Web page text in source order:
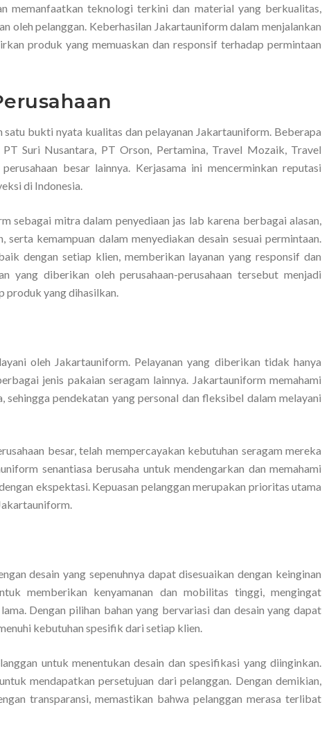
memanfaatkan teknologi terkini dan material yang berkualitas,
oleh pelanggan. Keberhasilan Jakartauniform dalam menjalankan
produk yang memuaskan dan responsif terhadap permintaan
bukti nyata kualitas dan pelayanan Jakartauniform. Beberapa
Suri Nusantara, PT Orson, Pertamina, Travel Mozaik, Travel
besar lainnya. Kerjasama ini mencerminkan reputasi
di Indonesia.
sebagai mitra dalam penyediaan jas lab karena berbagai alasan,
kemampuan dalam menyediakan desain sesuai permintaan.
dengan setiap klien, memberikan layanan yang responsif dan
yang diberikan oleh perusahaan-perusahaan tersebut menjadi
produk yang dihasilkan.
oleh Jakartauniform. Pelayanan yang diberikan tidak hanya
jenis pakaian seragam lainnya. Jakartauniform memahami
pendekatan yang personal dan fleksibel dalam melayani
besar, telah mempercayakan kebutuhan seragam mereka
senantiasa berusaha untuk mendengarkan dan memahami
ekspektasi. Kepuasan pelanggan merupakan prioritas utama
desain yang sepenuhnya dapat disesuaikan dengan keinginan
memberikan kenyamanan dan mobilitas tinggi, mengingat
Dengan pilihan bahan yang bervariasi dan desain yang dapat
kebutuhan spesifik dari setiap klien.
untuk menentukan desain dan spesifikasi yang diinginkan.
mendapatkan persetujuan dari pelanggan. Dengan demikian,
transparansi, memastikan bahwa pelanggan merasa terlibat